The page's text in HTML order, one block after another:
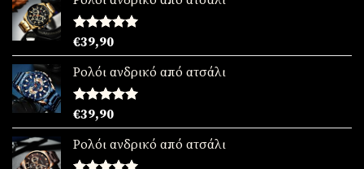
Βαθμολογήθηκε
με5.00
από 5
€39,90
Ρολόι ανδρικό από ατσάλι
Βαθμολογήθηκε
με5.00
από 5
€39,90
Ρολόι ανδρικό από ατσάλι